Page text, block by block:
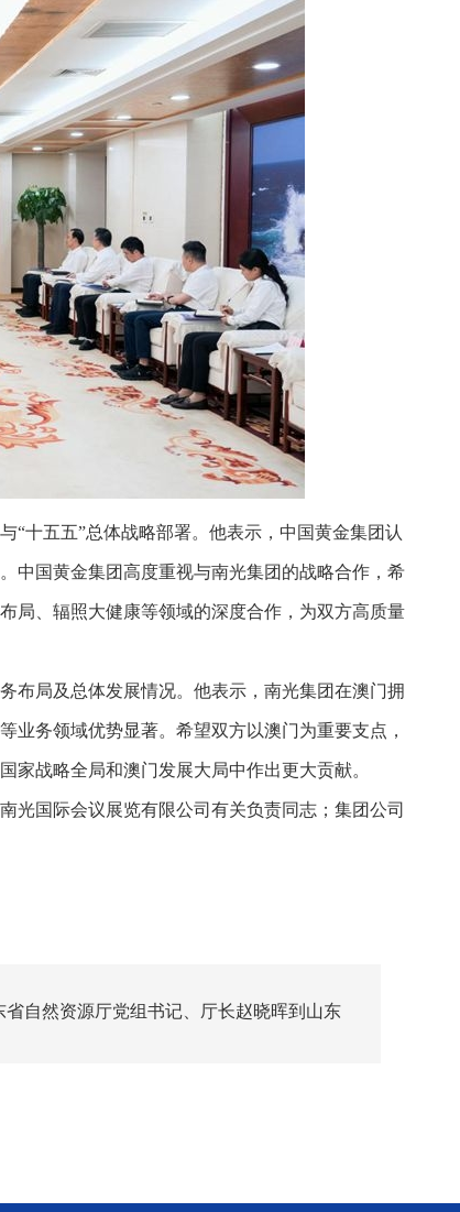
“十五五”总体战略部署。他表示，中国黄金集团认
中国黄金集团高度重视与南光集团的战略合作，希
局、辐照大健康等领域的深度合作，为双方高质量
布局及总体发展情况。他表示，南光集团在澳门拥
业务领域优势显著。希望双方以澳门为重要支点，
家战略全局和澳门发展大局中作出更大贡献。
光国际会议展览有限公司有关负责同志；集团公司
省自然资源厅党组书记、厅长赵晓晖到山东